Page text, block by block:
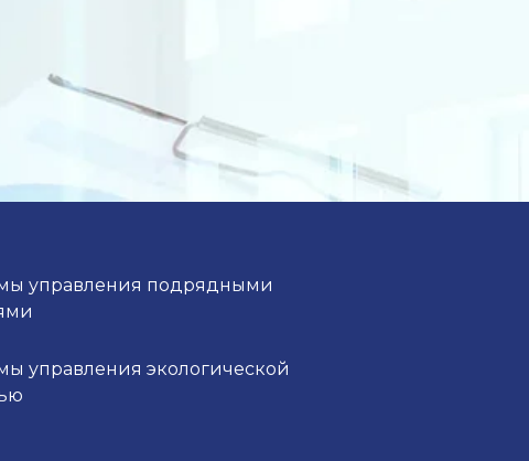
управления подрядными
управления экологической